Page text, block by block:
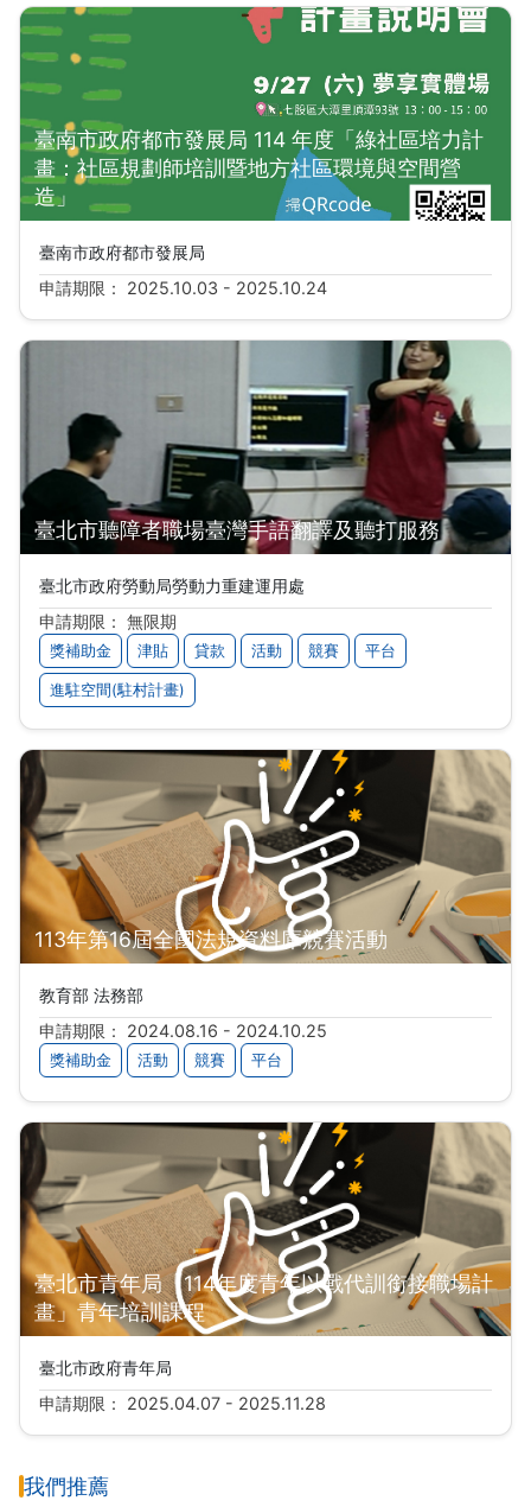
臺南市政府都市發展局 114 年度「綠社區培力計
畫：社區規劃師培訓暨地方社區環境與空間營
造」
臺南市政府都市發展局
申請期限： 2025.10.03 - 2025.10.24
臺北市聽障者職場臺灣手語翻譯及聽打服務
臺北市政府勞動局勞動力重建運用處
申請期限： 無限期
獎補助金 津貼 貸款 活動 競賽 平台
進駐空間(駐村計畫)
113年第16屆全國法規資料庫競賽活動
教育部 法務部
申請期限： 2024.08.16 - 2024.10.25
獎補助金 活動 競賽 平台
臺北市青年局「114年度青年以戰代訓銜接職場計
畫」青年培訓課程
臺北市政府青年局
申請期限： 2025.04.07 - 2025.11.28
我們推薦